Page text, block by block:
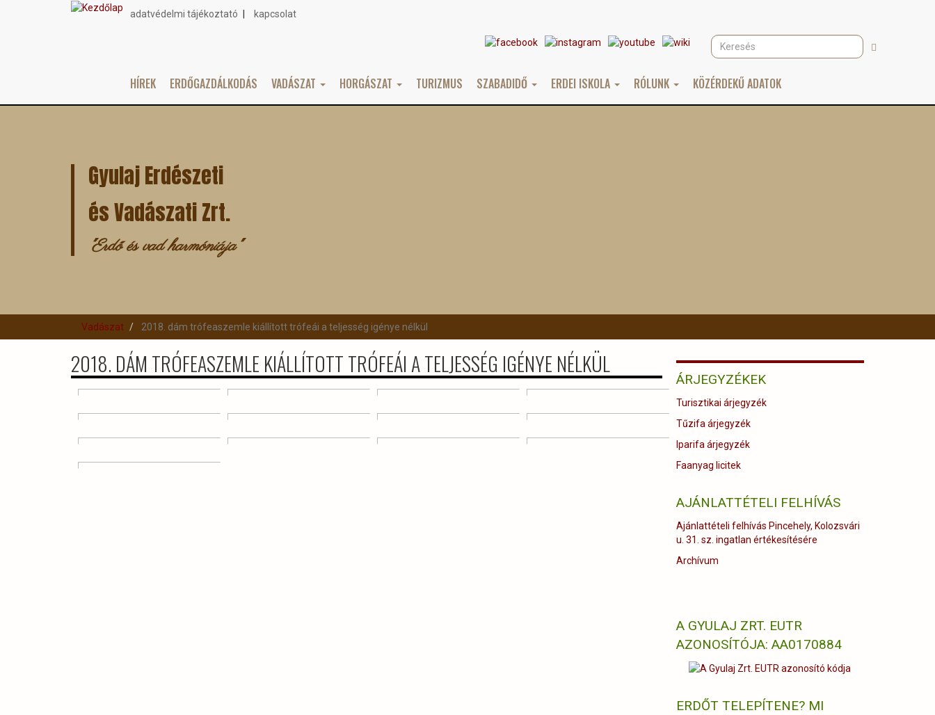
Topmenu
adatvédelmi tájékoztató kapcsolat
Keresés Keresés
Main
HÍREK ERDŐGAZDÁLKODÁS VADÁSZAT HORGÁSZAT TURIZMUS SZABADIDŐ ERDEI ISKOLA RÓLUNK KÖZÉRDEKŰ ADATOK
Gyulaj Erdészeti
és Vadászati Zrt.
"Erdő és vad harmóniája"
Vadászat 2018. dám trófeaszemle kiállított trófeái a teljesség igénye nélkül
2018. DÁM TRÓFEASZEMLE KIÁLLÍTOTT TRÓFEÁI A TELJESSÉG IGÉNYE NÉLKÜL
ÁRJEGYZÉKEK
Turisztikai árjegyzék
Tűzifa árjegyzék
Iparifa árjegyzék
Faanyag licitek
AJÁNLATTÉTELI FELHÍVÁS
Ajánlattételi felhívás Pincehely, Kolozsvári
u. 31. sz. ingatlan értékesítésére
Archívum
A GYULAJ ZRT. EUTR
AZONOSÍTÓJA: AA0170884
ERDŐT TELEPÍTENE? MI